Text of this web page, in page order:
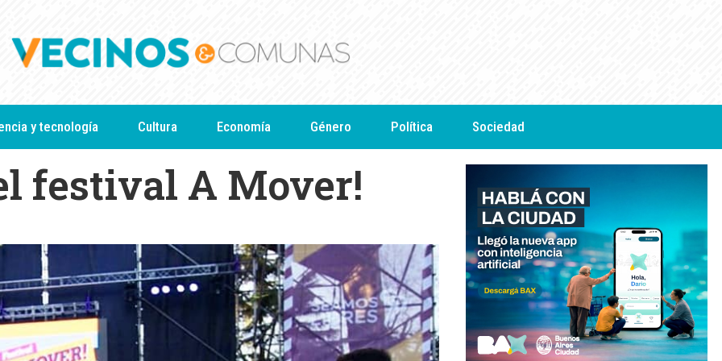
y tecnología Cultura Economía Género Política Sociedad
festival A Mover!